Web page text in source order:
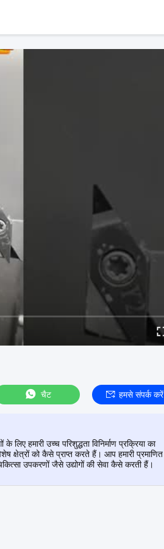
चैट हमसे संपर्क करें
हमारी उच्च परिशुद्धता विनिर्माण प्रक्रिया का
क्षेत्रों को कैसे प्राप्त करते हैं। आप हमारी प्रमाणित
उपकरणों जैसे उद्योगों की सेवा कैसे करती हैं।